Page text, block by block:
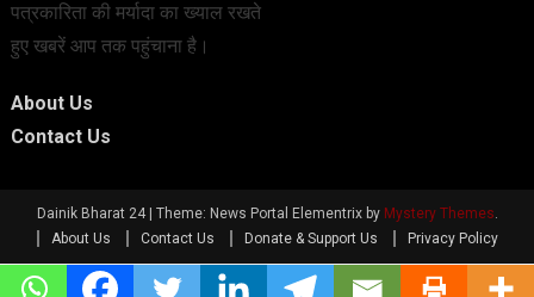
पत्रकारिता की मर्यादा का ख्याल रखते
हुए खबरें आप तक पहुंचाना है।
About Us
Contact Us
Dainik Bharat 24 Theme: News Portal Elementrix by Mystery Themes.
About Us
Contact Us Donate & Support Us Privacy Policy